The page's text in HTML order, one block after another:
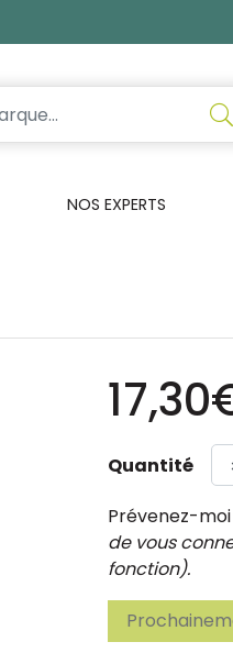
NOS EXPERTS
Quantité
Prévenez-
de vous
fonction).